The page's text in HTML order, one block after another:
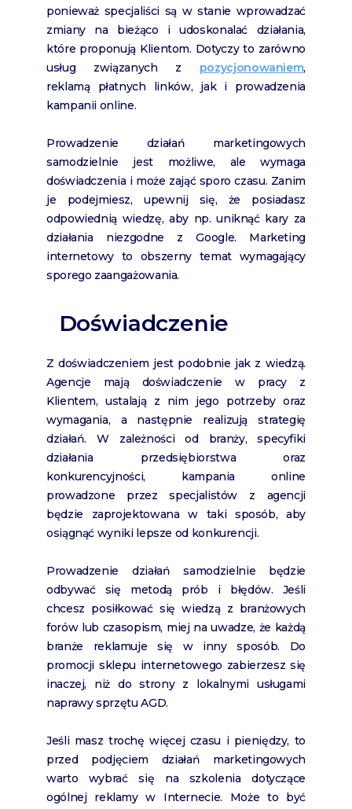
ponieważ specjaliści są w stanie wprowadzać
zmiany na bieżąco i udoskonalać działania,
które proponują Klientom. Dotyczy to zarówno
usług związanych z pozycjonowaniem,
reklamą płatnych linków, jak i prowadzenia
kampanii online.
Prowadzenie działań marketingowych
samodzielnie jest możliwe, ale wymaga
doświadczenia i może zająć sporo czasu. Zanim
je podejmiesz, upewnij się, że posiadasz
odpowiednią wiedzę, aby np. uniknąć kary za
działania niezgodne z Google. Marketing
internetowy to obszerny temat wymagający
sporego zaangażowania.
Doświadczenie
Z doświadczeniem jest podobnie jak z wiedzą.
Agencje mają doświadczenie w pracy z
Klientem, ustalają z nim jego potrzeby oraz
wymagania, a następnie realizują strategię
działań. W zależności od branży, specyfiki
działania przedsiębiorstwa oraz
konkurencyjności, kampania online
prowadzone przez specjalistów z agencji
będzie zaprojektowana w taki sposób, aby
osiągnąć wyniki lepsze od konkurencji.
Prowadzenie działań samodzielnie będzie
odbywać się metodą prób i błędów. Jeśli
chcesz posiłkować się wiedzą z branżowych
forów lub czasopism, miej na uwadze, że każdą
branże reklamuje się w inny sposób. Do
promocji sklepu internetowego zabierzesz się
inaczej, niż do strony z lokalnymi usługami
naprawy sprzętu AGD.
Jeśli masz trochę więcej czasu i pieniędzy, to
przed podjęciem działań marketingowych
warto wybrać się na szkolenia dotyczące
ogólnej reklamy w Internecie. Może to być